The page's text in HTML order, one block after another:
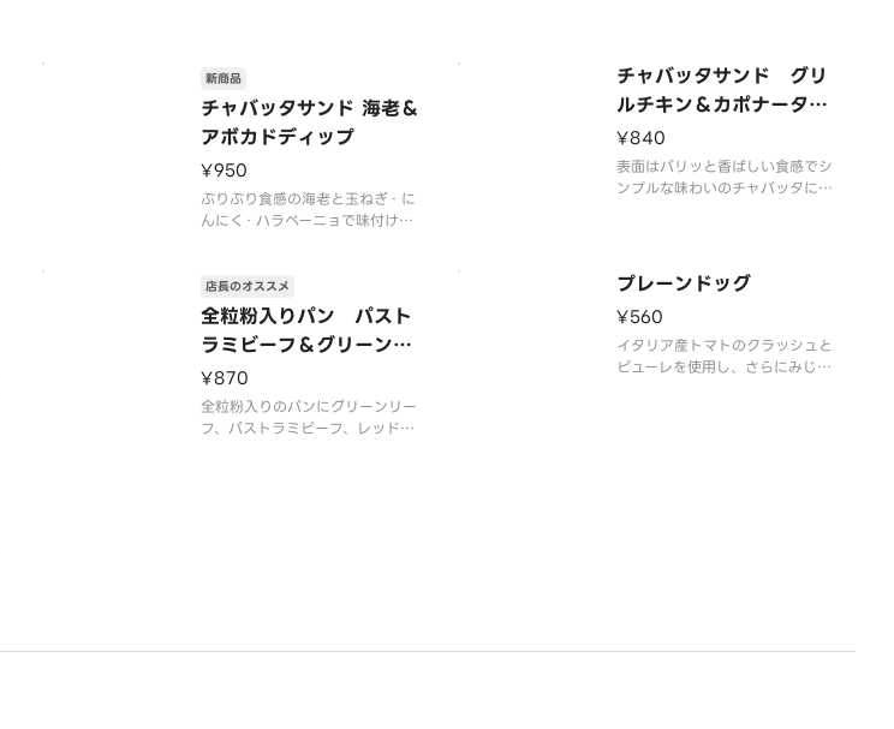
チャバッタサンド 海老＆
アボカドディップ
新商品
¥950
ぷりぷり食感の海老と玉ねぎ・に
んにく・ハラペーニョで味付けさ
バッタにサンドしました。海老×
アボカドの人気の組み合わせにレ
モンスライスをのせて、爽やかな
香りと酸味をプラスしました。
チャバッタサンド グリ
ルチキン＆カポナータソ
ース
¥840
表面はパリッと香ばしい食感でシ
ンプルな味わいのチャバッタにグ
シーさと調和し、クリームチーズ
ソースがまろやかさをプラスして
います。柚子の香りがアクセント
になり、爽やかな後味
全粒粉入りパン パスト
ラミビーフ＆グリーンリ
ーフ ～トリュフマヨソー
ス～
店長のオススメ
¥870
全粒粉入りのパンにグリーンリー
フ、パストラミビーフ、レッドオ
プレーンドッグ
¥560
イタリア産トマトのクラッシュと
ピューレを使用し、さらにみじん